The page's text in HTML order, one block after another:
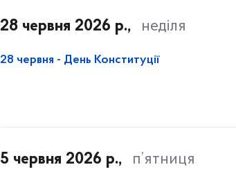
28 червня 2026 р., неділя
28 червня - День Конституції
5 червня 2026 р., п’ятниця